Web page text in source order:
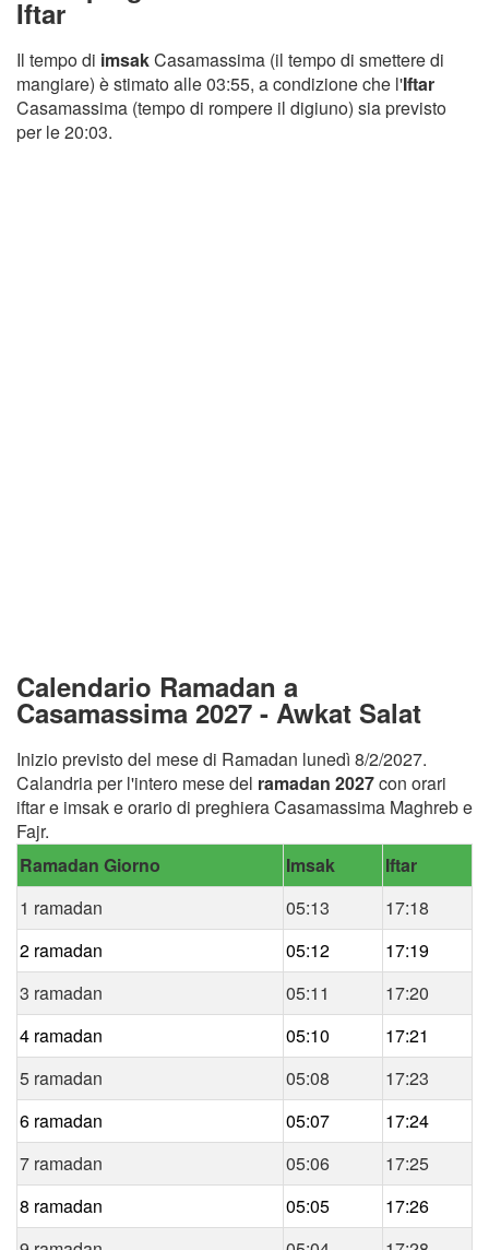
Iftar
Il tempo di imsakCasamassima (il tempo di smettere di
mangiare) è stimato alle 03:55, a condizione che l'Iftar
Casamassima (tempo di rompere il digiuno) sia previsto
per le 20:03.
Calendario Ramadan a
Casamassima 2027 - Awkat Salat
Inizio previsto del mese di Ramadan lunedì 8/2/2027.
Calandria per l'intero mese del ramadan 2027con orari
iftar e imsak e orario di preghiera Casamassima Maghreb e
Fajr.
Ramadan Giorno
Imsak
Iftar
1 ramadan
05:13
17:18
2 ramadan
05:12
17:19
3 ramadan
05:11
17:20
4 ramadan
05:10
17:21
5 ramadan
05:08
17:23
6 ramadan
05:07
17:24
7 ramadan
05:06
17:25
8 ramadan
05:05
17:26